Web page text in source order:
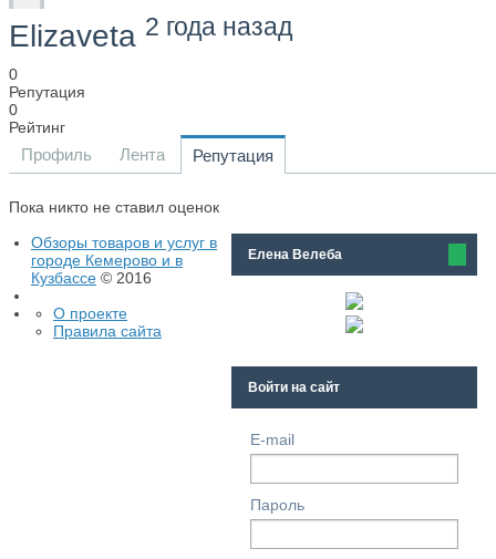
Elizaveta 2 года назад
0
Репутация
0
Рейтинг
Профиль Лента Репутация
Пока никто не ставил оценок
Елена Велеба
Войти на сайт
E-mail
Пароль
Обзоры товаров и услуг в
городе Кемерово и в
Кузбассе © 2016
О проекте
Правила сайта